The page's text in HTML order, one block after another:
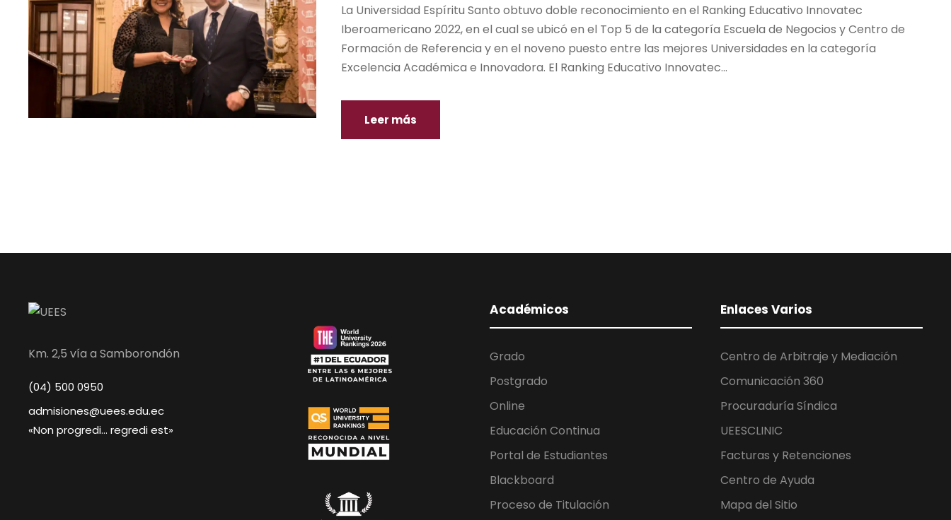
La Universidad Espíritu Santo obtuvo doble reconocimiento en el Ranking Educativo Innovatec
Iberoamericano 2022, en el cual se ubicó en el Top 5 de la categoría Escuela de Negocios y Centro de
Formación de Referencia y en el noveno puesto entre las mejores Universidades en la categoría
Excelencia Académica e Innovadora. El Ranking Educativo Innovatec...
Leer más
Km. 2,5 vía a Samborondón
(04) 500 0950
admisiones@uees.edu.ec
«Non progredi… regredi est»
Académicos
Grado
Postgrado
Online
Educación Continua
Portal de Estudiantes
Blackboard
Proceso de Titulación
Enlaces Varios
Centro de Arbitraje y Mediación
Comunicación 360
Procuraduría Síndica
UEESCLINIC
Facturas y Retenciones
Centro de Ayuda
Mapa del Sitio